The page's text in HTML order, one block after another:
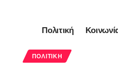
Πολιτική
ΠΟΛΙΤΙΚΉ